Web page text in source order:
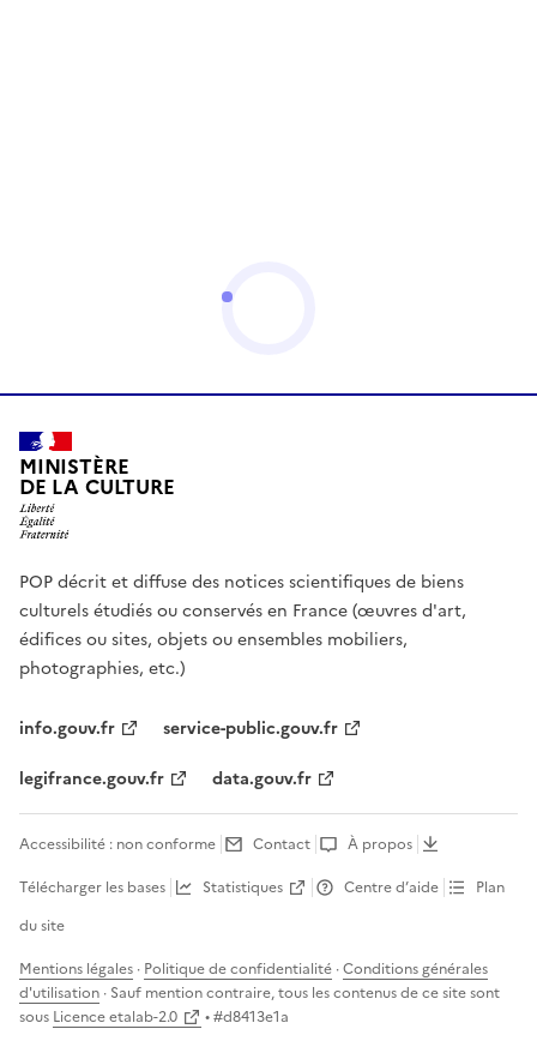
MINISTÈRE
DE LA CULTURE
POP décrit et diffuse des notices scientifiques de biens
culturels étudiés ou conservés en France (œuvres d'art,
édifices ou sites, objets ou ensembles mobiliers,
photographies, etc.)
info.gouv.fr
service-public.gouv.fr
legifrance.gouv.fr
data.gouv.fr
Accessibilité : non conforme Contact
À propos
Télécharger les bases
Statistiques Centre d’aide
Plan
du site
Mentions légales · Politique de confidentialité ·Conditions générales
d'utilisation · Sauf mention contraire, tous les contenus de ce site sont
sous Licence etalab-2.0 • #d8413e1a